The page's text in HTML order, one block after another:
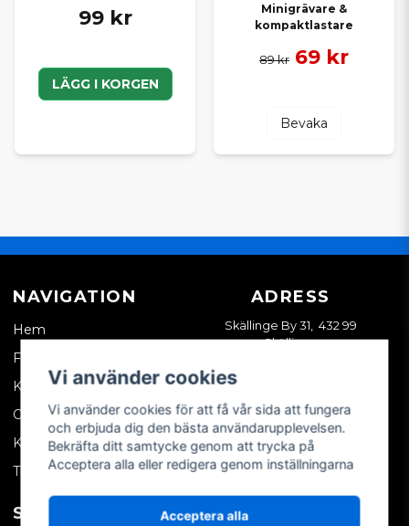
99 kr
LÄGG I KORGEN
Minigrävare &
kompaktlastare
89 kr 69 kr
Bevaka
NAVIGATION
Hem
Företagskund
Kontakta oss
Om oss
Köpvillkor
Tips & trix
ADRESS
Skällinge By 31, 432 99
Skällinge
SOCIALA MEDIER MITT KONTO
Vi använder cookies
Vi använder cookies för att få vår sida att fungera
och erbjuda dig den bästa användarupplevelsen.
Bekräfta ditt samtycke genom att trycka på
Acceptera alla eller redigera genom inställningarna
Acceptera alla